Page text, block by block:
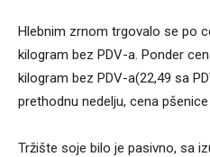
Hlebnim zrnom trgovalo se po
kilogram bez PDV-a. Ponder
kilogram bez PDV-a(22,49 sa
prethodnu nedelju, cena
Tržište soje bilo je pasivno, sa